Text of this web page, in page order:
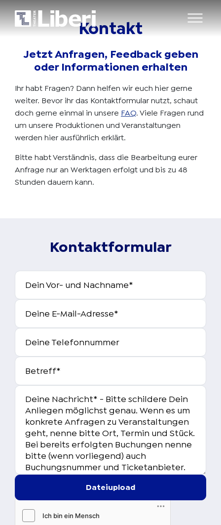
Kontakt
Jetzt Anfragen, Feedback geben
oder Informationen erhalten
Ihr habt Fragen? Dann helfen wir euch hier gerne
weiter. Bevor ihr das Kontaktformular nutzt, schaut
doch gerne einmal in unsere FAQ. Viele Fragen rund
um unsere Produktionen und Veranstaltungen
werden hier ausführlich erklärt.
Bitte habt Verständnis, dass die Bearbeitung eurer
Anfrage nur an Werktagen erfolgt und bis zu 48
Stunden dauern kann.
Kontaktformular
Dein Vor- und Nachname*
Deine E-Mail-Adresse*
Deine Telefonnummer
Betreff*
Dateiupload